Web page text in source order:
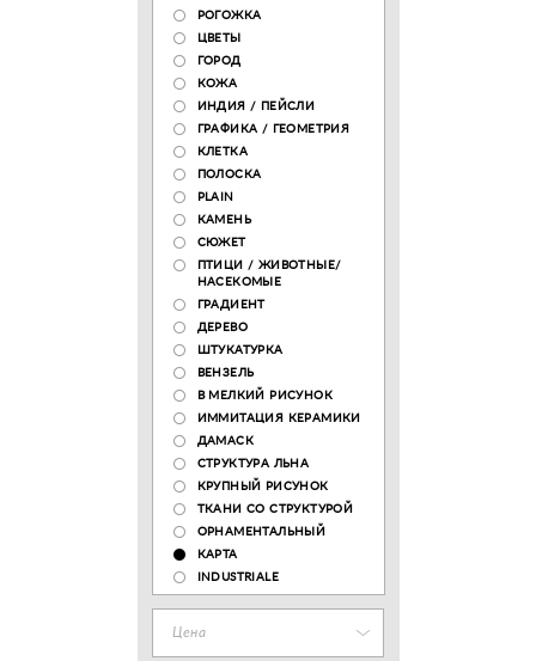
РОГОЖКА
ЦВЕТЫ
ГОРОД
КОЖА
ИНДИЯ / ПЕЙСЛИ
ГРАФИКА / ГЕОМЕТРИЯ
КЛЕТКА
ПОЛОСКА
PLAIN
КАМЕНЬ
СЮЖЕТ
ПТИЦИ / ЖИВОТНЫЕ/
НАСЕКОМЫЕ
ГРАДИЕНТ
ДЕРЕВО
ШТУКАТУРКА
ВЕНЗЕЛЬ
В МЕЛКИЙ РИСУНОК
ИММИТАЦИЯ КЕРАМИКИ
ДАМАСК
СТРУКТУРА ЛЬНА
КРУПНЫЙ РИСУНОК
ТКАНИ СО СТРУКТУРОЙ
ОРНАМЕНТАЛЬНЫЙ
КАРТА
INDUSTRIALE
Цена